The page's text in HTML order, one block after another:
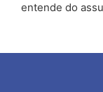
entende do